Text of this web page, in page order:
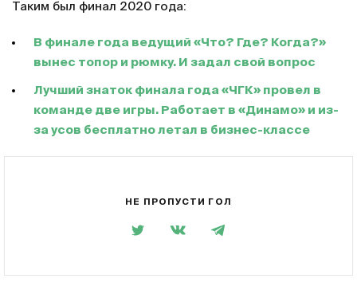
Таким был финал 2020 года:
В финале года ведущий «Что? Где? Когда?»
вынес топор и рюмку. И задал свой вопрос
Лучший знаток финала года «ЧГК» провел в
команде две игры. Работает в «Динамо» и из-
за усов бесплатно летал в бизнес-классе
НЕ ПРОПУСТИ ГОЛ